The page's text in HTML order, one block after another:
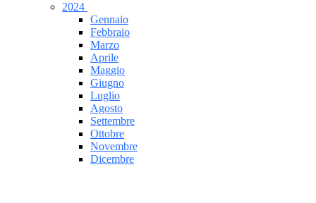
2024
Gennaio
Febbraio
Marzo
Aprile
Maggio
Giugno
Luglio
Agosto
Settembre
Ottobre
Novembre
Dicembre